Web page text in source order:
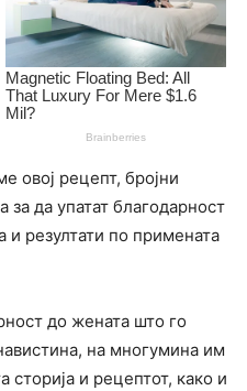
овој рецепт, бројни
за да упатат благодарност
и резултати по примената
до жената што го
на многумина им
сторија и рецептот, како и